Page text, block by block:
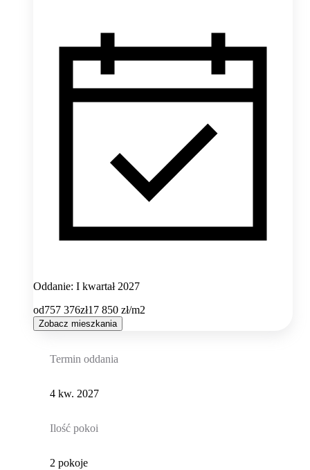
Oddanie: I kwartał 2027
od757 376zł17 850 zł/m2
Zobacz mieszkania
Termin oddania
4 kw. 2027
Ilość pokoi
2 pokoje